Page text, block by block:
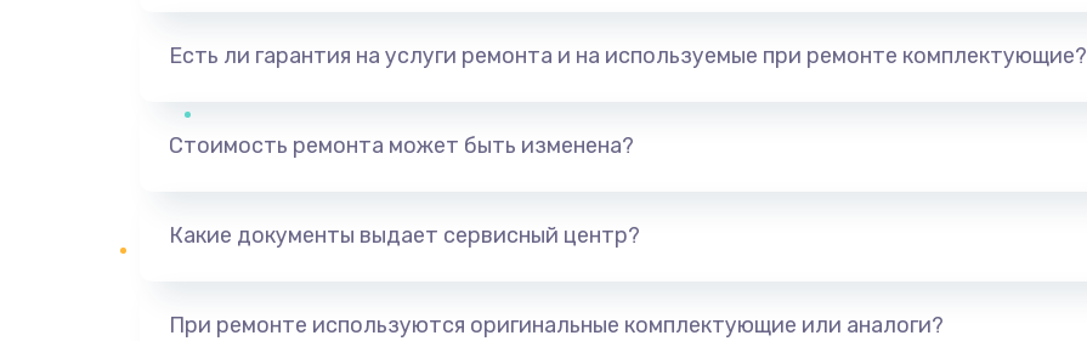
Есть ли гарантия на услуги ремонта и на используемые при ремонте комплектующие?
Стоимость ремонта может быть изменена?
Какие документы выдает сервисный центр?
При ремонте используются оригинальные комплектующие или аналоги?